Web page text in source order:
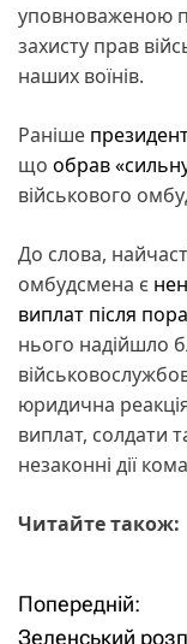
уповноваженою
захисту прав
наших воїнів.
Раніше
що обрав
військового
До слова,
омбудсмена є
виплат після
нього надійшло
юридична
виплат, солдати
незаконні дії
Читайте також:
Н
Попередній:
Зеленський